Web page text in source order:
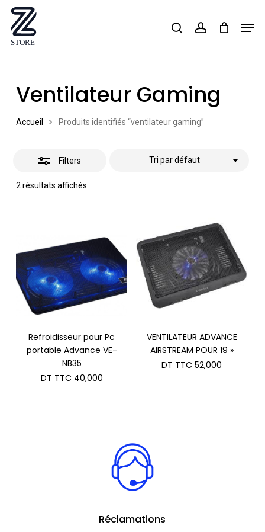
Skip
main
searchaccount
Ventilateur Gaming
Accueil Produits identifiés “ventilateur gaming”
Filters
2 résultats affichés
Tri par défaut
Close
Refroidisseur pour Pc
portable Advance VE-
NB35
DT TTC 40,000
VENTILATEUR ADVANCE
AIRSTREAM POUR 19 »
DT TTC 52,000
Réclamations